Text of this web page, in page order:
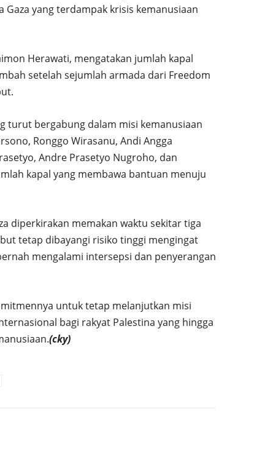
yang terdampak krisis kemanusiaan
Herawati, mengatakan jumlah kapal
setelah sejumlah armada dari Freedom
turut bergabung dalam misi kemanusiaan
Ronggo Wirasanu, Andi Angga
Andre Prasetyo Nugroho, dan
kapal yang membawa bantuan menuju
diperkirakan memakan waktu sekitar tiga
tetap dibayangi risiko tinggi mengingat
mengalami intersepsi dan penyerangan
untuk tetap melanjutkan misi
bagi rakyat Palestina yang hingga
(cky)